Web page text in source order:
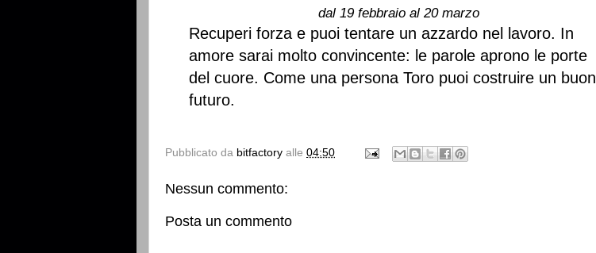
dal 19 febbraio al 20 marzo
Recuperi forza e puoi tentare un azzardo nel lavoro. In
amore sarai molto convincente: le parole aprono le porte
del cuore. Come una persona Toro puoi costruire un buon
futuro.
Pubblicato da bitfactory alle 04:50
Nessun commento:
Posta un commento